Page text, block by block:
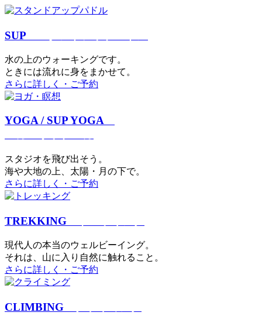
SUP
⽔の上のウォーキングです。
ときには流れに身をまかせて。
さらに詳しく・ご予約
YOGA / SUP YOGA
スタジオを⾶び出そう。
海や大地の上、太陽・⽉の下で。
さらに詳しく・ご予約
TREKKING
現代⼈の本当のウェルビーイング。
それは、⼭に⼊り⾃然に触れること。
さらに詳しく・ご予約
CLIMBING